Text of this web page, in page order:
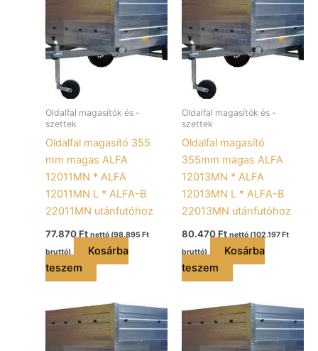
Oldalfal magasítók és -
szettek
Oldalfal magasító 355
mm magas ALFA
12011MN * ALFA
12011MN L * ALFA-B
22011MN utánfutóhoz
77.870Ft nettó (98.895Ft
bruttó)
Kosárba
teszem
Oldalfal magasítók és -
szettek
Oldalfal magasító
355mm magas ALFA
12013MN * ALFA
12013MN L * ALFA-B
22013MN utánfutóhoz
80.470Ft nettó (102.197Ft
bruttó)
Kosárba
teszem